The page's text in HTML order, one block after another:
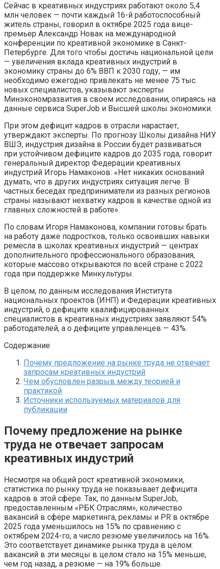
Сейчас в креативных индустриях работают около 5,4
млн человек — почти каждый 16-й работоспособный
житель страны, говорил в октябре 2025 года вице-
премьер Александр Новак на международной
конференции по креативной экономике в Санкт-
Петербурге. Для того чтобы достичь национальной цели
— увеличения вклада креативных индустрий в
экономику страны до 6% ВВП к 2030 году, — им
необходимо ежегодно привлекать не менее 75 тыс.
новых специалистов, указывают эксперты
Минэкономразвития в своем исследовании, опираясь на
данные сервиса SuperJob и Высшей школы экономики.
При этом дефицит кадров в отрасли нарастает,
утверждают эксперты. По прогнозу Школы дизайна НИУ
ВШЭ, индустрия дизайна в России будет развиваться
при устойчивом дефиците кадров до 2035 года, говорит
генеральный директор Федерации креативных
индустрий Игорь Намаконов: «Нет никаких оснований
думать, что в других индустриях ситуация легче. В
частных беседах предприниматели из разных регионов
страны называют нехватку кадров в качестве одной из
главных сложностей в работе».
По словам Игоря Намаконова, компании готовы брать
на работу даже подростков, только освоивших навыки
ремесла в школах креативных индустрий — центрах
дополнительного профессионального образования,
которые массово открываются по всей стране с 2022
года при поддержке Минкультуры.
В целом, по данным исследования Института
национальных проектов (ИНП) и Федерации креативных
индустрий, о дефиците квалифицированных
специалистов в креативных индустриях заявляют 54%
работодателей, а о дефиците управленцев — 43%.
Содержание
Почему предложение на рынке труда не отвечает
запросам креативных индустрий
Чем обусловлен разрыв между теорией и
практикой
Источники используемых материалов для
публикации
Почему предложение на рынке
труда не отвечает запросам
креативных индустрий
Несмотря на общий рост креативной экономики,
статистика по рынку труда не показывает дефицита
кадров в этой сфере. Так, по данным SuperJob,
предоставленным «РБК Отраслям», количество
вакансий в сфере маркетинга, рекламы и PR в октябре
2025 года уменьшилось на 15% по сравнению с
октябрем 2024-го, а число резюме увеличилось на 16%.
Это соответствует динамике рынка труда в целом:
вакансий в эти месяцы в целом стало на 15% меньше,
чем год назад, а резюме — на 19% больше.